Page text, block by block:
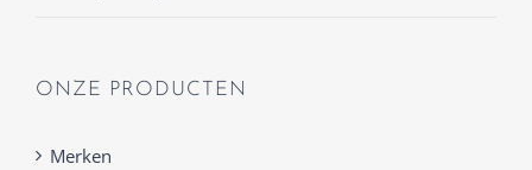
ONZE PRODUCTEN
Merken